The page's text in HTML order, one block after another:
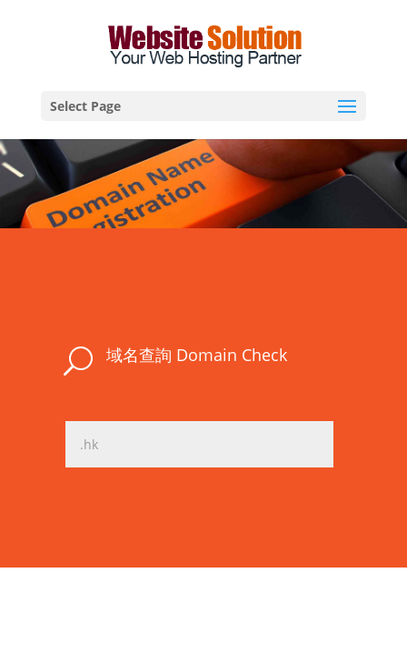
Select Page
U 域名查詢 Domain Check